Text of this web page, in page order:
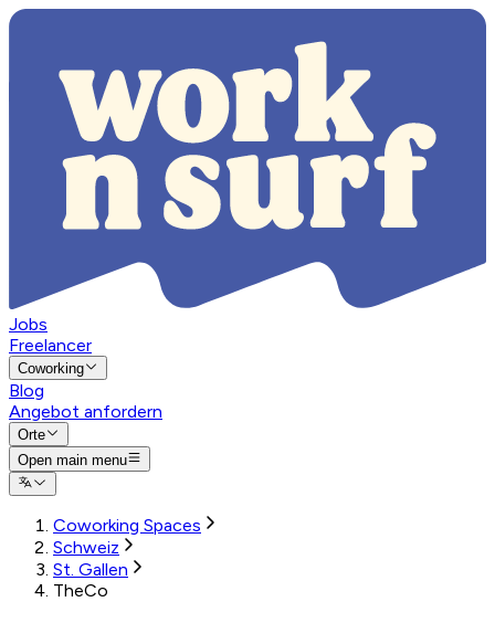
Jobs
Freelancer
Coworking
Blog
Angebot anfordern
Orte
Open main menu
Coworking Spaces
Schweiz
St. Gallen
TheCo